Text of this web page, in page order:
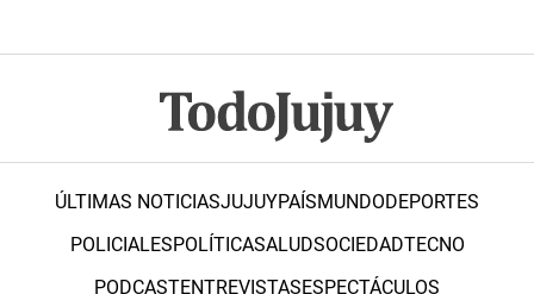
ÚLTIMAS NOTICIASJUJUYPAÍSMUNDODEPORTES
POLICIALESPOLÍTICASALUDSOCIEDADTECNO
PODCASTENTREVISTASESPECTÁCULOS